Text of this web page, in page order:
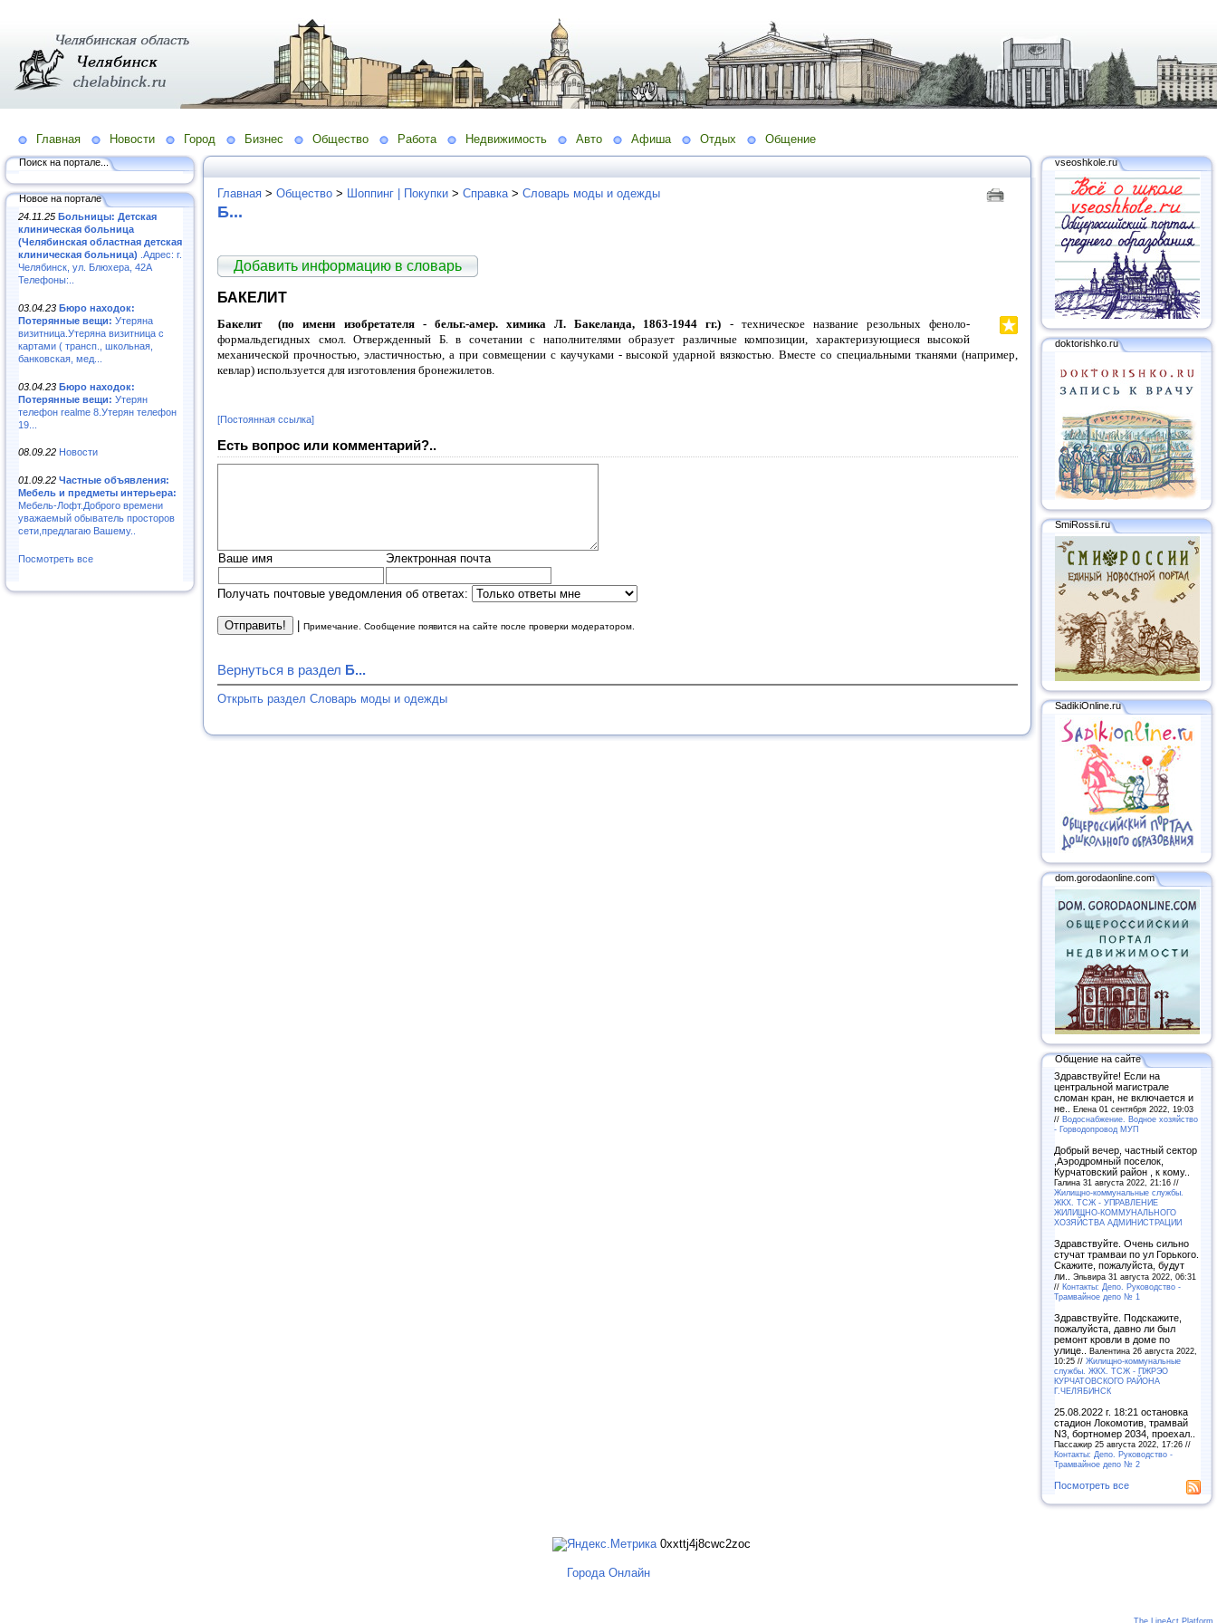
Главная Новости Город Бизнес Общество Работа Недвижимость Авто Афиша Отдых Общение
Поиск на портале...
Новое на портале
24.11.25 Больницы: Детская
клиническая больница
(Челябинская областная детская
клиническая больница) .Адрес: г.
Челябинск, ул. Блюхера, 42А
Телефоны:..
03.04.23 Бюро находок:
Потерянные вещи: Утеряна
визитница.Утеряна визитница с
картами ( трансп., школьная,
банковская, мед...
03.04.23 Бюро находок:
Потерянные вещи: Утерян
телефон realme 8.Утерян телефон
19...
08.09.22 Новости
01.09.22 Частные объявления:
Мебель и предметы интерьера:
Мебель-Лофт.Доброго времени
уважаемый обыватель просторов
сети,предлагаю Вашему..
Посмотреть все
Главная > Общество > Шоппинг | Покупки > Справка > Словарь моды и одежды
Б...
Добавить информацию в словарь
БАКЕЛИТ
Бакелит (по имени изобретателя - бельг.-амер. химика Л. Бакеланда, 1863-1944 гг.) - техническое название резольных феноло-
формальдегидных смол. Отвержденный Б. в сочетании с наполнителями образует различные композиции, характеризующиеся высокой
механической прочностью, эластичностью, а при совмещении с каучуками - высокой ударной вязкостью. Вместе со специальными тканями (например,
кевлар) используется для изготовления бронежилетов.
[Постоянная ссылка]
Есть вопрос или комментарий?..
Ваше имя Электронная почта
Получать почтовые уведомления об ответах:
Примечание. Сообщение появится на сайте после проверки модератором.
Вернуться в раздел Б...
Открыть раздел Словарь моды и одежды
vseoshkole.ru
doktorishko.ru
SmiRossii.ru
SadikiOnline.ru
dom.gorodaonline.com
Общение на сайте
Здравствуйте! Если на
центральной магистрале
сломан кран, не включается и
не.. Елена 01 сентября 2022, 19:03
// Водоснабжение. Водное хозяйство
- Горводопровод МУП
Добрый вечер, частный сектор
,Аэродромный поселок,
Курчатовский район , к кому..
Галина 31 августа 2022, 21:16 //
Жилищно-коммунальные службы.
ЖКХ. ТСЖ - УПРАВЛЕНИЕ
ЖИЛИЩНО-КОММУНАЛЬНОГО
ХОЗЯЙСТВА АДМИНИСТРАЦИИ
Здравствуйте. Очень сильно
стучат трамваи по ул Горького.
Скажите, пожалуйста, будут
ли.. Эльвира 31 августа 2022, 06:31
// Контакты: Депо. Руководство -
Трамвайное депо № 1
Здравствуйте. Подскажите,
пожалуйста, давно ли был
ремонт кровли в доме по
улице.. Валентина 26 августа 2022,
10:25 // Жилищно-коммунальные
службы. ЖКХ. ТСЖ - ПЖРЭО
КУРЧАТОВСКОГО РАЙОНА
Г.ЧЕЛЯБИНСК
25.08.2022 г. 18:21 остановка
стадион Локомотив, трамвай
N3, бортномер 2034, проехал..
Пассажир 25 августа 2022, 17:26 //
Контакты: Депо. Руководство -
Трамвайное депо № 2
Посмотреть все
0xxttj4j8cwc2zoc
Города Онлайн
The LineAct Platform